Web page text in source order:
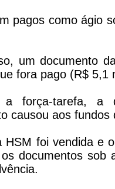
pagos como ágio
um documento
fora pago (R$ 5,1
força-tarefa, a
causou aos fundos
foi vendida e
documentos sob